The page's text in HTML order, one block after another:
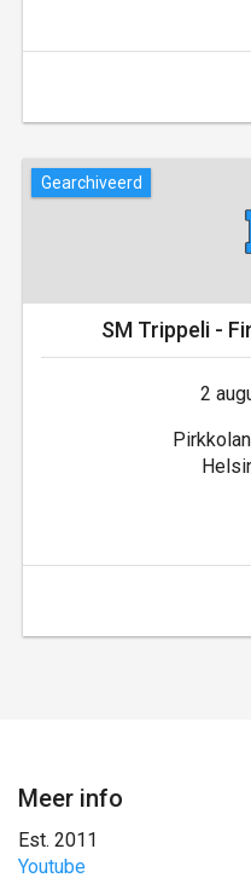
Gearchiveerd
SM Trippeli -
2
Meer info
Est. 2011
Youtube